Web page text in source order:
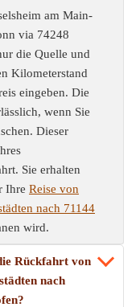
am Main-
via 74248
die Quelle und
Kilometerstand
eingeben. Die
wenn Sie
Dieser
Sie erhalten
Ihre Reise von
nach 71144
wird.
Rückfahrt von
nach